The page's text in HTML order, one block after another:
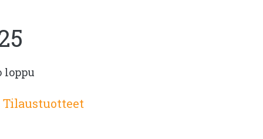
loppu
Tilaustuotteet